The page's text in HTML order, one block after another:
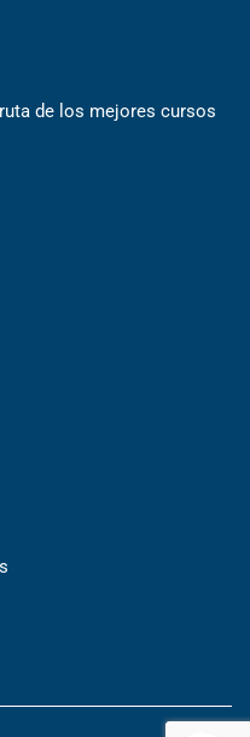
de los mejores cursos